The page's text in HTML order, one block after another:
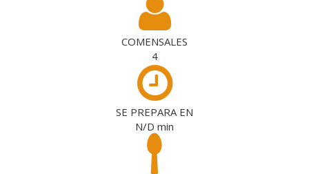
COMENSALES
4
SE PREPARA EN
N/D min